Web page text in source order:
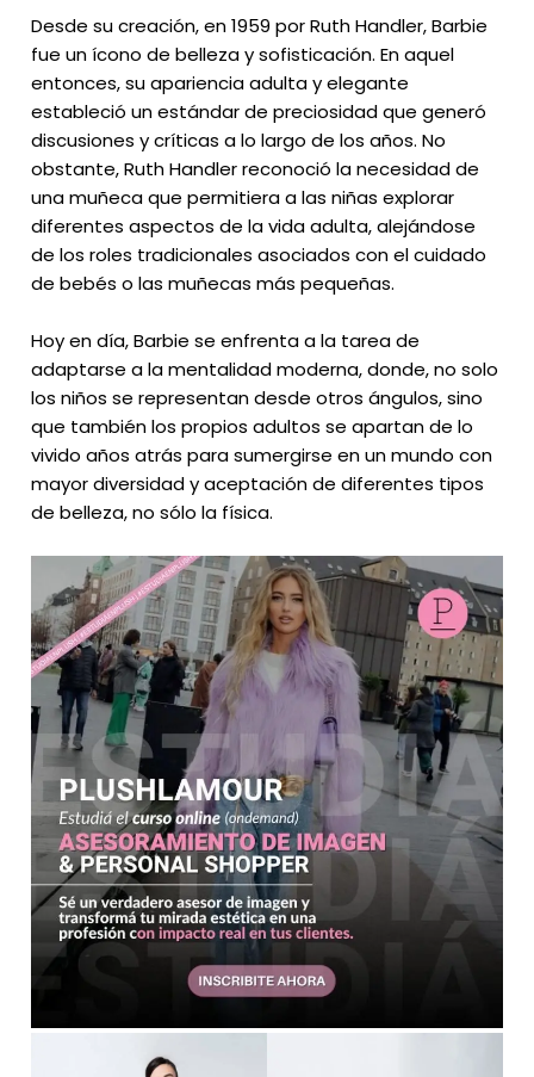
Desde su creación, en 1959 por Ruth Handler, Barbie
fue un ícono de belleza y sofisticación. En aquel
entonces, su apariencia adulta y elegante
estableció un estándar de preciosidad que generó
discusiones y críticas a lo largo de los años. No
obstante, Ruth Handler reconoció la necesidad de
una muñeca que permitiera a las niñas explorar
diferentes aspectos de la vida adulta, alejándose
de los roles tradicionales asociados con el cuidado
de bebés o las muñecas más pequeñas.
Hoy en día, Barbie se enfrenta a la tarea de
adaptarse a la mentalidad moderna, donde, no solo
los niños se representan desde otros ángulos, sino
que también los propios adultos se apartan de lo
vivido años atrás para sumergirse en un mundo con
mayor diversidad y aceptación de diferentes tipos
de belleza, no sólo la física.